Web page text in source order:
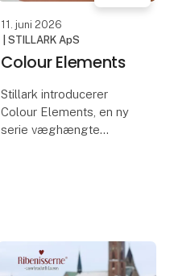
11. juni 2026
| STILLARK ApS
Colour Elements
Stillark introducerer
Colour Elements, en ny
serie væghængte
som selvstændige